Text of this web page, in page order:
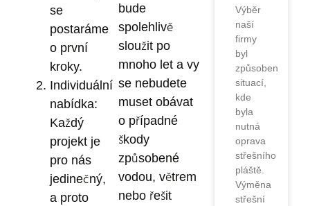
se
postaráme
o první
kroky.
Individuální
nabídka:
Každý
projekt je
pro nás
jedinečný,
a proto
bude
spolehlivě
sloužit po
mnoho let a vy
se nebudete
muset obávat
o případné
škody
způsobené
vodou, větrem
nebo řešit
Výběr
naší
firmy
byl
způsoben
situací,
kde
byla
nutná
oprava
střešního
pláště.
Výměna
střešní